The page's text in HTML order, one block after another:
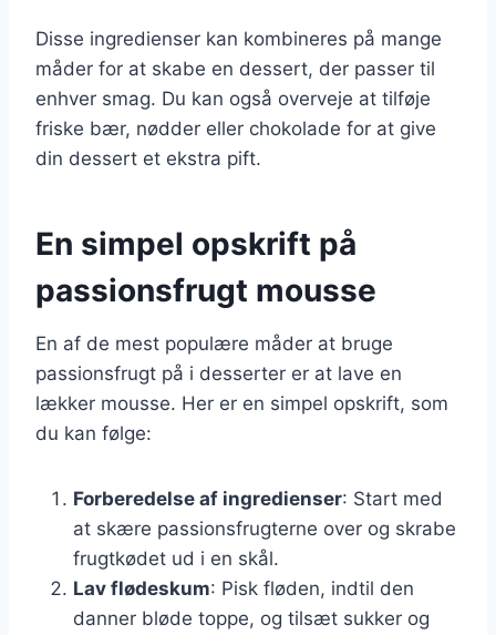
Disse ingredienser kan kombineres på mange
måder for at skabe en dessert, der passer til
enhver smag. Du kan også overveje at tilføje
friske bær, nødder eller chokolade for at give
din dessert et ekstra pift.
En simpel opskrift på
passionsfrugt mousse
En af de mest populære måder at bruge
passionsfrugt på i desserter er at lave en
lækker mousse. Her er en simpel opskrift, som
du kan følge:
Forberedelse af ingredienser: Start med
at skære passionsfrugterne over og skrabe
frugtkødet ud i en skål.
Lav flødeskum: Pisk fløden, indtil den
danner bløde toppe, og tilsæt sukker og